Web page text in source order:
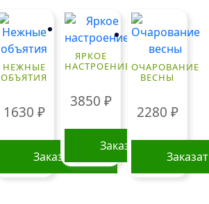
НЕЖНЫЕ
ОБЪЯТИЯ
1630 ₽
Заказать
ЯРКОЕ
НАСТРОЕНИЕ
3850 ₽
Заказать
ОЧАРОВАНИЕ
ВЕСНЫ
2280 ₽